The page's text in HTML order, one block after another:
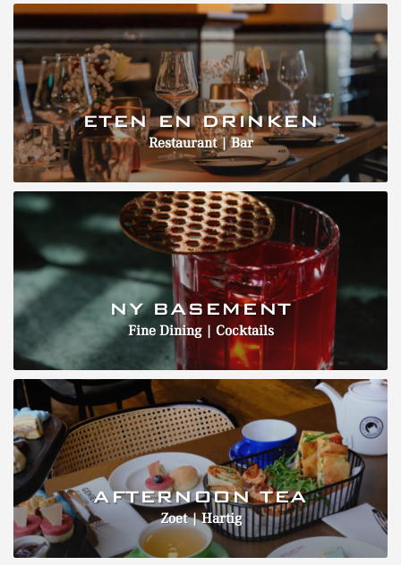
ETEN EN DRINKEN
Restaurant | Bar
NY BASEMENT
Fine Dining | Cocktails
AFTERNOON TEA
Zoet | Hartig